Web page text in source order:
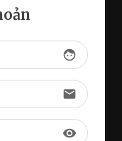
face
email
visibility